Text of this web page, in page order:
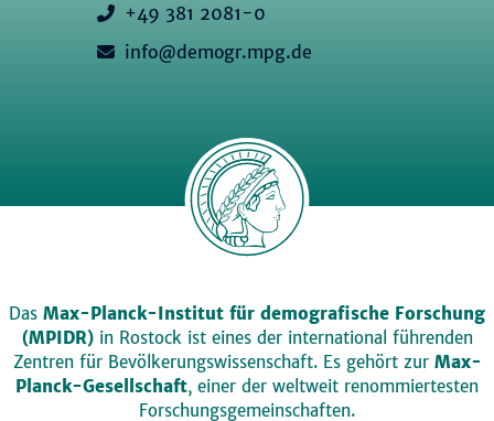
+49 381 2081-0
info@demogr.mpg.de
Das Max-Planck-Institut für demografische Forschung
(MPIDR)in Rostock ist eines der international führenden
Zentren für Bevölkerungswissenschaft. Es gehört zur Max-
Planck-Gesellschaft, einer der weltweit renommiertesten
Forschungsgemeinschaften.